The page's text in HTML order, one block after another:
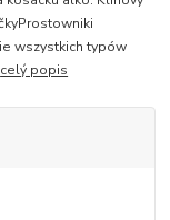
wszystkich typów
celý popis